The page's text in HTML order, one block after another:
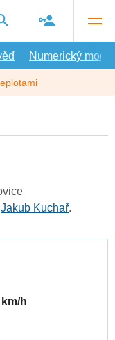
Numerický model
Jakub Kuchař.
h